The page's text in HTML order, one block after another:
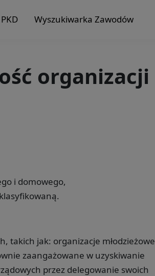
Wyszukiwarka Zawodów
organizacji
i domowego,
takich jak: organizacje młodzieżowe
zaangażowane w uzyskiwanie
przez delegowanie swoich